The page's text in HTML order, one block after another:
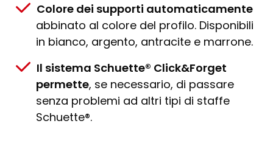
Colore dei supporti automaticamente
abbinato al colore del profilo. Disponibili
in bianco, argento, antracite e marrone.
Il sistema Schuette® Click&Forget
permette, se necessario, di passare
senza problemi ad altri tipi di staffe
Schuette®.